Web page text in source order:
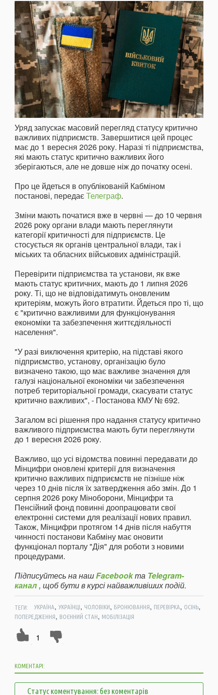
Уряд запускає масовий перегляд статусу критично
важливих підприємств. Завершитися цей процес
має до 1 вересня 2026 року. Наразі ті підприємства,
які мають статус критично важливих його
зберігаються, але не довше ніж до початку осені.
Про це йдеться в опублікованій Кабміном
постанові, передаєТелеграф.
Зміни мають початися вже в червні — до 10 червня
2026 року органи влади мають переглянути
категорії критичності для підприємств. Це
стосується як органів центральної влади, так і
міських та обласних військових адміністрацій.
Перевірити підприємства та установи, як вже
мають статус критичних, мають до 1 липня 2026
року. Ті, що не відповідатимуть оновленим
критеріям, можуть його втратити. Йдеться про ті, що
є "критично важливими для функціонування
економіки та забезпечення життєдіяльності
населення".
"У разі виключення критерію, на підставі якого
підприємство, установу, організацію було
визначено такою, що має важливе значення для
галузі національної економіки чи забезпечення
потреб територіальної громади, скасувати статус
критично важливих", - Постанова КМУ № 692.
Загалом всі рішення про надання статусу критично
важливого підприємства мають бути переглянути
до 1 вересня 2026 року.
Важливо, що усі відомства повинні передавати до
Мінцифри оновлені критерії для визначення
критично важливих підприємств не пізніше ніж
через 10 днів після їх затвердження або змін. До 1
серпня 2026 року Міноборони, Мінцифри та
Пенсійний фонд повинні доопрацювати свої
електронні системи для реалізації нових правил.
Також, Мінцифри протягом 14 днів після набуття
чинності постанови Кабміну має оновити
функціонал порталу "Дія" для роботи з новими
процедурами.
Підписуйтесь на нашFacebookта Telegram-
канал, щоб бути в курсі найважливіших подій.
ТЕГИ: УКРАЇНА, УКРАЇНЦІ, ЧОЛОВІКИ, БРОНЮВАННЯ, ПЕРЕВІРКА, ОСІНЬ,
ПОПЕРЕДЖЕННЯ, ВОЄННИЙ СТАН, МОБІЛІЗАЦІЯ
1
КОМЕНТАРІ:
Статус коментування: без коментарів